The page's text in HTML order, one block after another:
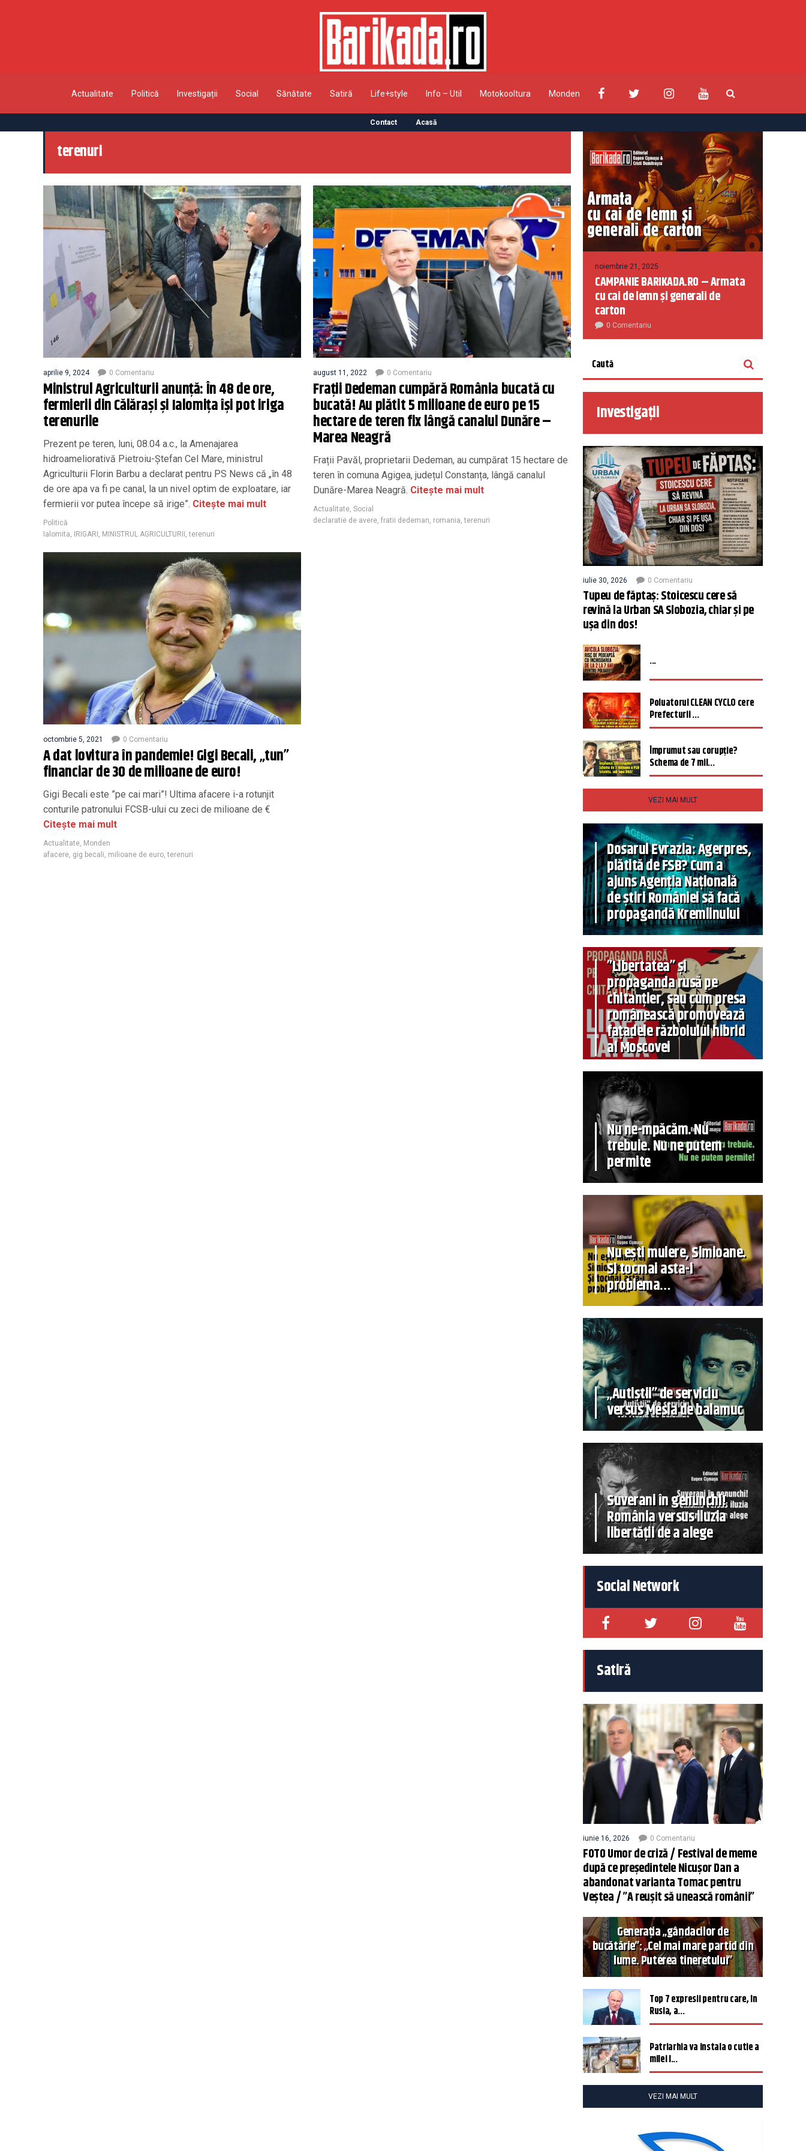
Actualitate Politică Investigații Social Sănătate Satiră Life+style Info – Util Motokooltura Monden
Contact Acasă
terenuri
aprilie 9, 2024 0 Comentariu
Ministrul Agriculturii anunță: În 48 de ore,
fermierii din Călărași și Ialomița își pot iriga
terenurile
Prezent pe teren, luni, 08.04 a.c., la Amenajarea
hidroameliorativă Pietroiu-Ștefan Cel Mare, ministrul
Agriculturii Florin Barbu a declarat pentru PS News că „în 48
de ore apa va fi pe canal, la un nivel optim de exploatare, iar
fermierii vor putea începe să irige”. Citește mai mult
Politică
Ialomita IRIGARI MINISTRUL AGRICULTURII ,terenuri
august 11, 2022 0 Comentariu
Frații Dedeman cumpără România bucată cu
bucată! Au plătit 5 milioane de euro pe 15
hectare de teren fix lângă canalul Dunăre –
Marea Neagră
Frații Pavăl, proprietarii Dedeman, au cumpărat 15 hectare de
teren în comuna Agigea, județul Constanța, lângă canalul
Dunăre-Marea Neagră. Citește mai mult
Actualitate Social
declaratie de avere fratii dedeman romania ,terenuri
octombrie 5, 2021 0 Comentariu
A dat lovitura în pandemie! Gigi Becali, „tun”
financiar de 30 de milioane de euro!
Gigi Becali este ”pe cai mari”! Ultima afacere i-a rotunjit
conturile patronului FCSB-ului cu zeci de milioane de €
Citește mai mult
Actualitate Monden
afacere gig becali milioane de euro ,terenuri
noiembrie 21, 2025
CAMPANIE BARIKADA.RO – Armata
cu cai de lemn și generali de
carton
0 Comentariu
Investigații
iulie 30, 2026 0 Comentariu
Tupeu de făptaș: Stoicescu cere să
revină la Urban SA Slobozia, chiar și pe
ușa din dos!
...
Poluatorul CLEAN CYCLO cere
Prefecturii ...
Împrumut sau corupție?
Schema de 7 mil...
VEZI MAI MULT
Dosarul Evrazia: Agerpres,
plătită de FSB? Cum a
ajuns Agenția Națională
de știri României să facă
propagandă Kremlinului
”Libertatea” și
propaganda rusă pe
chitanțier, sau cum presa
românească promovează
fațadele războiului hibrid
al Moscovei
Nu ne-mpăcăm. Nu
trebuie. Nu ne putem
permite
Nu ești muiere, Simioane.
Și tocmai asta-i
problema…
„Autiștii” de serviciu
versus Mesia de balamuc
Suverani în genunchi!
România versus iluzia
libertății de a alege
Social Network
Satiră
iunie 16, 2026 0 Comentariu
FOTO Umor de criză / Festival de meme
după ce președintele Nicușor Dan a
abandonat varianta Tomac pentru
Veștea / ”A reușit să unească românii”
Generația „gândacilor de
bucătărie”: „Cel mai mare partid din
lume. Puterea tineretului”
Top 7 expresii pentru care, în
Rusia, a...
Patriarhia va instala o cutie a
milei î...
VEZI MAI MULT